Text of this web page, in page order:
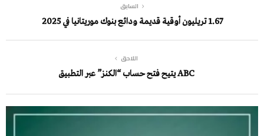
السابق
1.67 تريليون أوقية قديمة ودائع بنوك موريتانيا في 2025
اللاحق
ABC يتيح فتح حساب “الكنز” عبر التطبيق